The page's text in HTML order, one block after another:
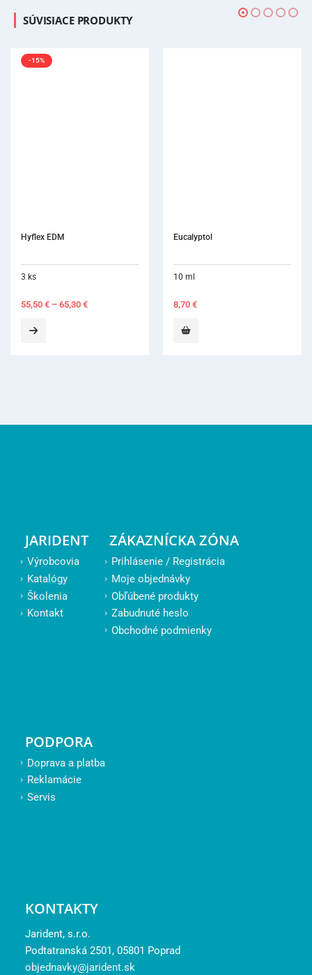
SÚVISIACE PRODUKTY
-15%
Hyflex EDM
3 ks
55,50 € – 65,30 €
Eucalyptol
10 ml
8,70 €
JARIDENT
Výrobcovia
Katalógy
Školenia
Kontakt
ZÁKAZNÍCKA ZÓNA
Prihlásenie / Registrácia
Moje objednávky
Obľúbené produkty
Zabudnuté heslo
Obchodné podmienky
PODPORA
Doprava a platba
Reklamácie
Servis
KONTAKTY
Jarident, s.r.o.
Podtatranská 2501, 05801 Poprad
objednavky@jarident.sk